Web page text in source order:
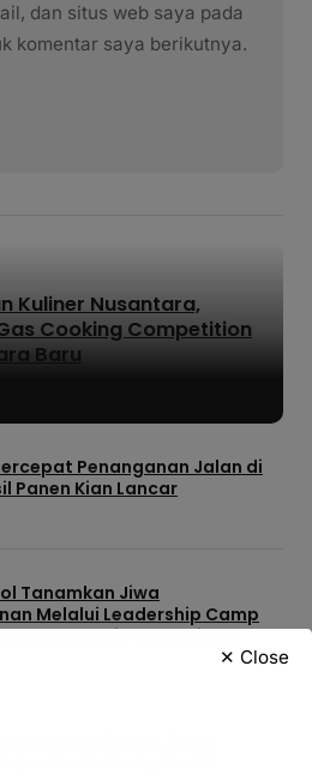
dan situs web saya pada
komentar saya berikutnya.
Kuliner Nusantara,
Cooking Competition
Baru
Penanganan Jalan di
Panen Kian Lancar
Tanamkan Jiwa
Melalui Leadership Camp
Leadership pada Siswa
✕ Close